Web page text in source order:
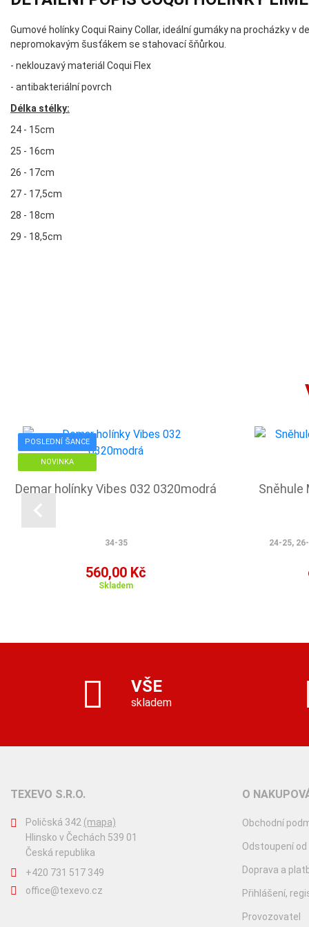
Gumové holínky Coqui Rainy Collar, ideální gumáky na procházky v
nepromokavým šusťákem se stahovací šňůrkou.
- neklouzavý materiál Coqui Flex
- antibakteriální povrch
Délka stélky:
24 - 15cm
25 - 16cm
26 - 17cm
27 - 17,5cm
28 - 18cm
29 - 18,5cm
POSLEDNÍ ŠANCE
NOVINKA
Demar holínky Vibes 032 0320modrá
34-35
560,00 Kč
Skladem
Sněhule
24-25,
VŠE
skladem
TEXEVO S.R.O.
Poličská 342 (mapa)
Hlinsko v Čechách 539 01
Česká republika
+420 731 517 349
office@texevo.cz
O
Obchodní
Odstoupení
Doprava a
Přihlášení,
Provozovatel